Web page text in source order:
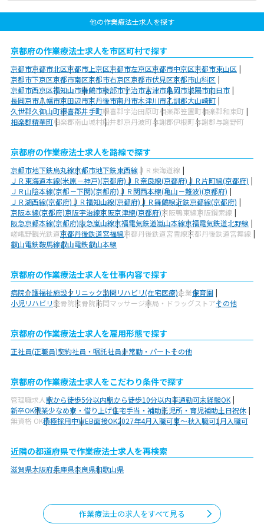
他の作業療法士求人を探す
京都府の作業療法士求人を市区町村で探す
京都市京都市北区京都市上京区京都市左京区京都市中京区京都市東山区
京都市下京区京都市南区京都市右京区京都市伏見区京都市山科区
京都市西京区福知山市舞鶴市綾部市宇治市宮津市亀岡市城陽市向日市
長岡京市八幡市京田辺市京丹後市南丹市木津川市乙訓郡大山崎町
久世郡久御山町綴喜郡井手町綴喜郡宇治田原町相楽郡笠置町相楽郡和束町
相楽郡精華町相楽郡南山城村船井郡京丹波町与謝郡伊根町与謝郡与謝野町
京都府の作業療法士求人を路線で探す
京都市地下鉄烏丸線京都市地下鉄東西線 ＪＲ東海道線
ＪＲ東海道本線(米原－神戸)(京都府)ＪＲ奈良線(京都府)ＪＲ片町線(京都府)
ＪＲ山陰本線(京都－下関)(京都府)ＪＲ関西本線(亀山－難波)(京都府)
ＪＲ湖西線(京都府)ＪＲ福知山線(京都府)ＪＲ舞鶴線近鉄京都線(京都府)
京阪本線(京都府)京阪宇治線京阪京津線(京都府)京阪鴨東線京阪鋼索線
阪急京都本線(京都府)阪急嵐山線京福電気鉄道嵐山本線京福電気鉄道北野線
嵯峨野観光鉄道京都丹後鉄道宮福線京都丹後鉄道宮豊線京都丹後鉄道宮舞線
叡山電鉄鞍馬線叡山電鉄叡山本線
京都府の作業療法士求人を仕事内容で探す
病院介護福祉施設クリニック訪問リハビリ(在宅医療)企業保育園
小児リハビリ整骨院接骨院訪問マッサージ薬局・ドラッグストアその他
京都府の作業療法士求人を雇用形態で探す
正社員(正職員)契約社員・嘱託社員非常勤・パートその他
京都府の作業療法士求人をこだわり条件で探す
管理職求人駅から徒歩5分以内駅から徒歩10分以内車通勤可未経験OK
新卒OK残業少なめ寮・借り上げ住宅手当・補助託児所・育児補助土日祝休
無資格 OK積極採用中WEB面接OK2027年4月入職可夏～秋入職可1月入職可
近隣の都道府県で作業療法士求人を再検索
滋賀県大阪府兵庫県奈良県和歌山県
作業療法士の求人をすべて見る